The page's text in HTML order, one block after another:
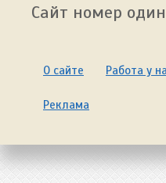
Сайт номер
О сайте Работа у
Реклама